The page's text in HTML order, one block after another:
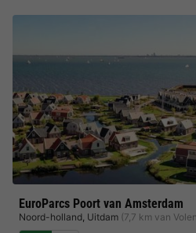
EuroParcs Poort van Amsterdam
Noord-holland, Uitdam (7,7 km van